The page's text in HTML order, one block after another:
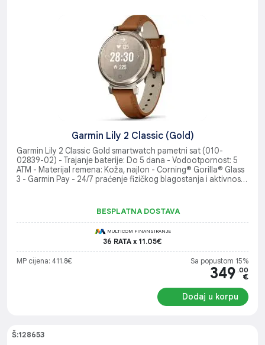
Garmin Lily 2 Classic (Gold)
Garmin Lily 2 Classic Gold smartwatch pametni sat (010-
02839-02) - Trajanje baterije: Do 5 dana - Vodootpornost: 5
ATM - Materijal remena: Koža, najlon - Corning® Gorilla® Glass
3 - Garmin Pay - 24/7 praćenje fizičkog blagostanja i aktivnosti
BESPLATNA DOSTAVA
MULTICOM FINANSIRANJE
36 RATA x 11.05€
MP cijena: 411.8€ Sa popustom 15%
349 .00
€
Dodaj u korpu
Š:128653